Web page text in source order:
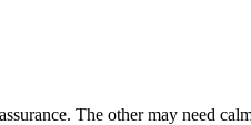
The other may need